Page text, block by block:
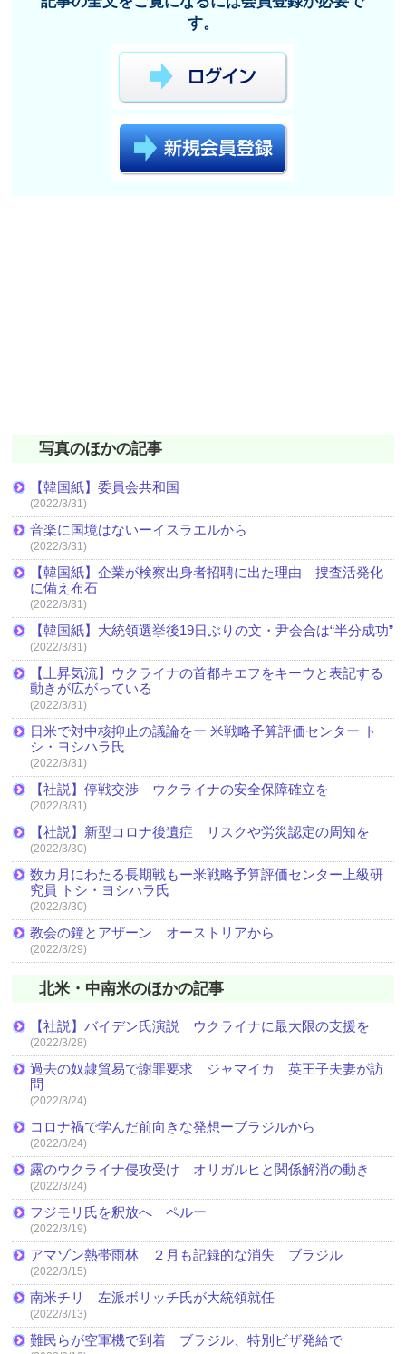
す。
写真のほかの記事
【韓国紙】委員会共和国
(2022/3/31)
音楽に国境はないーイスラエルから
(2022/3/31)
【韓国紙】企業が検察出身者招聘に出た理由 捜査活発化
に備え布石
(2022/3/31)
【韓国紙】大統領選挙後19日ぶりの文・尹会合は“半分成功”
(2022/3/31)
【上昇気流】ウクライナの首都キエフをキーウと表記する
動きが広がっている
(2022/3/31)
日米で対中核抑止の議論をー 米戦略予算評価センター ト
シ・ヨシハラ氏
(2022/3/31)
【社説】停戦交渉 ウクライナの安全保障確立を
(2022/3/31)
【社説】新型コロナ後遺症 リスクや労災認定の周知を
(2022/3/30)
数カ月にわたる長期戦もー米戦略予算評価センター上級研
究員 トシ・ヨシハラ氏
(2022/3/30)
教会の鐘とアザーン オーストリアから
(2022/3/29)
北米・中南米のほかの記事
【社説】バイデン氏演説 ウクライナに最大限の支援を
(2022/3/28)
過去の奴隷貿易で謝罪要求 ジャマイカ 英王子夫妻が訪
問
(2022/3/24)
コロナ禍で学んだ前向きな発想ーブラジルから
(2022/3/24)
露のウクライナ侵攻受け オリガルヒと関係解消の動き
(2022/3/24)
フジモリ氏を釈放へ ペルー
(2022/3/19)
アマゾン熱帯雨林 ２月も記録的な消失 ブラジル
(2022/3/15)
南米チリ 左派ボリッチ氏が大統領就任
(2022/3/13)
難民らが空軍機で到着 ブラジル、特別ビザ発給で